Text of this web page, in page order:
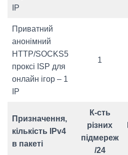
IP
Приватний
анонімний
HTTP/SOCKS5
проксі ISP для
онлайн ігор – 1
IP
1
Призначення,
кількість IPv4
в пакеті
К-сть
різних
підмереж
/24